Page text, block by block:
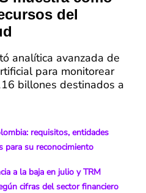
del
analítica avanzada de
para monitorear
billones destinados a
requisitos, entidades
para su reconocimiento
a la baja en julio y TRM
cifras del sector financiero